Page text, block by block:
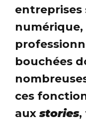
entreprises
numérique,
bouchées
ces
auxstories,